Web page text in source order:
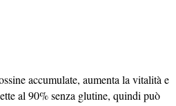
accumulate, aumenta la vitalità e
al 90% senza glutine, quindi può